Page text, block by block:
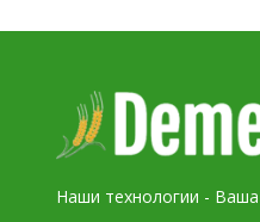
Наши технологии -